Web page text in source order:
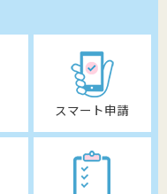
スマート申請